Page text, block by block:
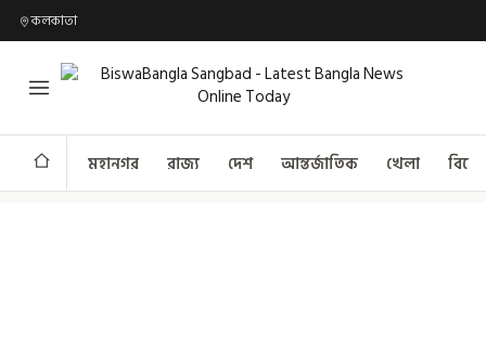
কলকাতা
মহানগর রাজ্য দেশ আন্তর্জাতিক খেলা